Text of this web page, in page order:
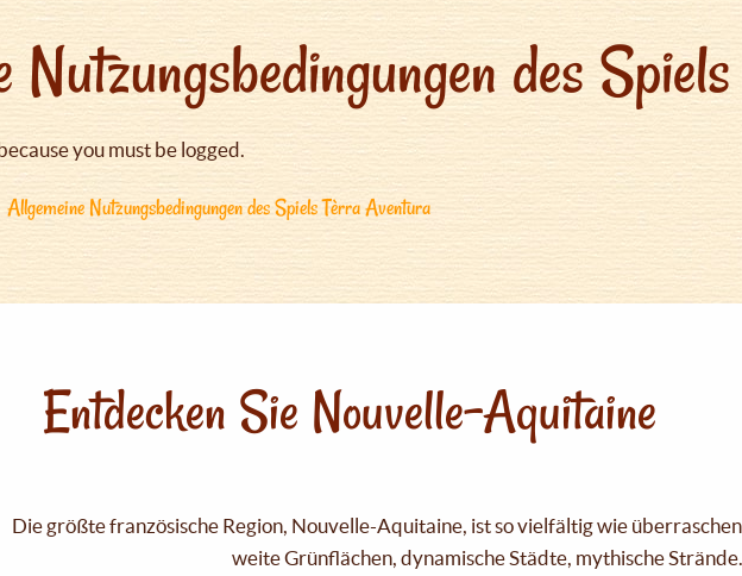
Nutzungsbedingungen des
you must be logged.
Allgemeine Nutzungsbedingungen des Spiels Tèrra Aventura
Entdecken Sie Nouvelle-Aquitaine
Die größte französische Region, Nouvelle-Aquitaine, ist so vielfältig wie
weite Grünflächen, dynamische Städte, mythische